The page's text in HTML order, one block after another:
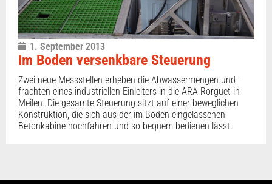
1. September 2013
Im Boden versenkbare Steuerung
Zwei neue Messstellen erheben die Abwassermengen und -
frachten eines industriellen Einleiters in die ARA Rorguet in
Meilen. Die gesamte Steuerung sitzt auf einer beweglichen
Konstruktion, die sich aus der im Boden eingelassenen
Betonkabine hochfahren und so bequem bedienen lässt.